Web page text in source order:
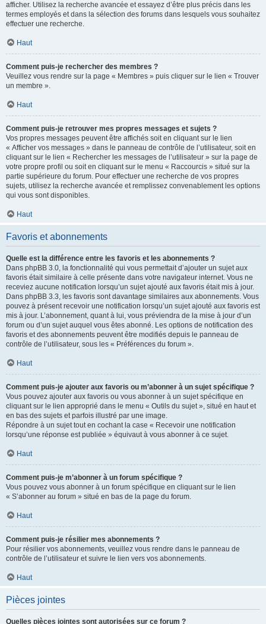
afficher. Utilisez la recherche avancée et essayez d’être plus précis dans les
termes employés et dans la sélection des forums dans lesquels vous souhaitez
effectuer une recherche.
Haut
Comment puis-je rechercher des membres ?
Veuillez vous rendre sur la page « Membres » puis cliquer sur le lien « Trouver
un membre ».
Haut
Comment puis-je retrouver mes propres messages et sujets ?
Vos propres messages peuvent être affichés soit en cliquant sur le lien
« Afficher vos messages » dans le panneau de contrôle de l’utilisateur, soit en
cliquant sur le lien « Rechercher les messages de l’utilisateur » sur la page de
votre propre profil ou soit en cliquant sur le menu « Raccourcis » situé sur la
partie supérieure du forum. Pour effectuer une recherche de vos propres
sujets, utilisez la recherche avancée et remplissez convenablement les options
qui vous sont disponibles.
Haut
Favoris et abonnements
Quelle est la différence entre les favoris et les abonnements ?
Dans phpBB 3.0, la fonctionnalité qui vous permettait d’ajouter un sujet aux
favoris était similaire à celle présente dans votre navigateur internet. Vous ne
receviez aucune notification lorsqu’un sujet ajouté aux favoris était mis à jour.
Dans phpBB 3.3, les favoris sont davantage similaires aux abonnements. Vous
pouvez à présent recevoir une notification lorsqu’un sujet ajouté aux favoris est
mis à jour. L’abonnement, quant à lui, vous préviendra de la mise à jour d’un
forum ou d’un sujet auquel vous êtes abonné. Les options de notification des
favoris et des abonnements peuvent être modifiés depuis le panneau de
contrôle de l’utilisateur, sous les « Préférences du forum ».
Haut
Comment puis-je ajouter aux favoris ou m’abonner à un sujet spécifique ?
Vous pouvez ajouter aux favoris ou vous abonner à un sujet spécifique en
cliquant sur le lien approprié dans le menu « Outils du sujet », situé en haut et
en bas des sujets et parfois illustré par une image.
Répondre à un sujet tout en cochant la case « Recevoir une notification
lorsqu’une réponse est publiée » équivaut à vous abonner à ce sujet.
Haut
Comment puis-je m’abonner à un forum spécifique ?
Vous pouvez vous abonner à un forum spécifique en cliquant sur le lien
« S’abonner au forum » situé en bas de la page du forum.
Haut
Comment puis-je résilier mes abonnements ?
Pour résilier vos abonnements, veuillez vous rendre dans le panneau de
contrôle de l’utilisateur et suivre le lien vers vos abonnements.
Haut
Pièces jointes
Quelles pièces jointes sont autorisées sur ce forum ?